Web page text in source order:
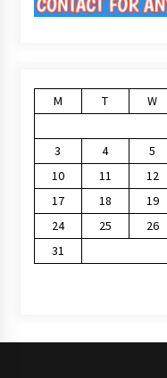
M
T W
3
4 5
10
11 12
17
18 19
24
25 26
31